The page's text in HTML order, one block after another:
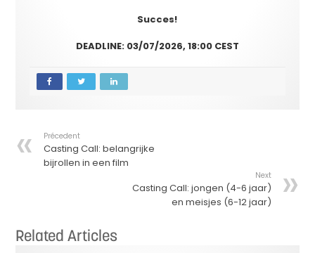
Succes!
DEADLINE: 03/07/2026, 18:00 CEST
Précedent
Casting Call: belangrijke
bijrollen in een film
Next
Casting Call: jongen (4-6 jaar)
en meisjes (6-12 jaar)
Related Articles